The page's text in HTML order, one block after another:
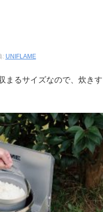
: UNIFLAME
るサイズなので、炊き